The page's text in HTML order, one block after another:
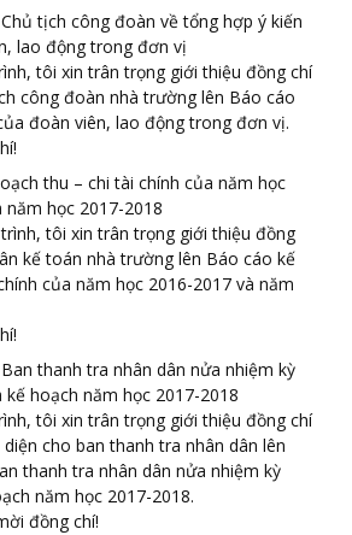
tịch công đoàn về tổng hợp ý kiến
lao động trong đơn vị
tôi xin trân trọng giới thiệu đồng chí
công đoàn nhà trường lên Báo cáo
đoàn viên, lao động trong đơn vị.
thu – chi tài chính của năm học
năm học 2017-2018
tôi xin trân trọng giới thiệu đồng
kế toán nhà trường lên Báo cáo kế
của năm học 2016-2017 và năm
thanh tra nhân dân nửa nhiệm kỳ
kế hoạch năm học 2017-2018
tôi xin trân trọng giới thiệu đồng chí
cho ban thanh tra nhân dân lên
thanh tra nhân dân nửa nhiệm kỳ
năm học 2017-2018.
đồng chí!